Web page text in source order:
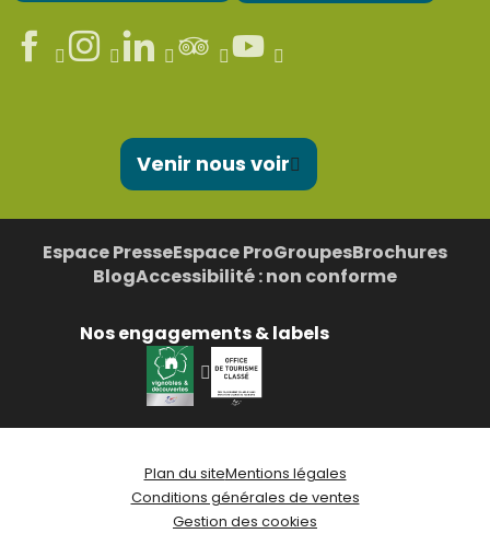
Venir nous voir
Espace PresseEspace ProGroupesBrochures
BlogAccessibilité : non conforme
Nos engagements & labels
Plan du siteMentions légales
Conditions générales de ventes
Gestion des cookies